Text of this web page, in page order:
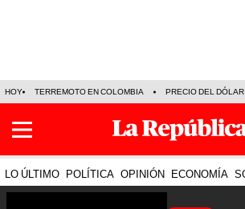
HOY TERREMOTO EN COLOMBIA PRECIO DEL DÓLAR
LO ÚLTIMO POLÍTICA OPINIÓN ECONOMÍA